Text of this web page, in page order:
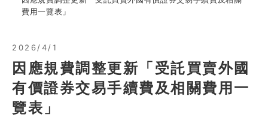
費用一覽表」
2026/4/1
因應規費調整更新「受託買賣外國
有價證券交易手續費及相關費用一
覽表」